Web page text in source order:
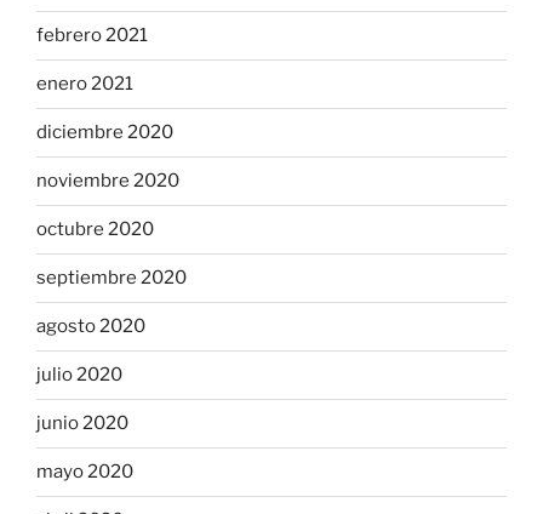
febrero 2021
enero 2021
diciembre 2020
noviembre 2020
octubre 2020
septiembre 2020
agosto 2020
julio 2020
junio 2020
mayo 2020